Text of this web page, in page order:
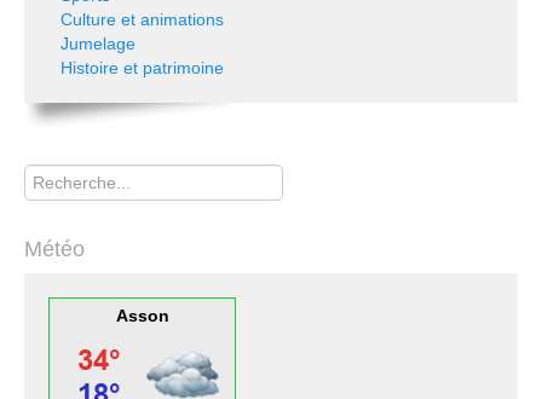
Culture et animations
Jumelage
Histoire et patrimoine
Rechercher
Météo
Asson